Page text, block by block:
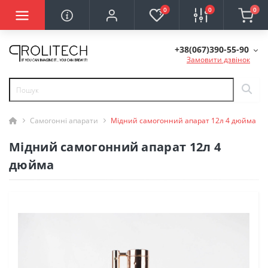
0 0 0
+38(067)390-55-90
Замовити дзвінок
Самогонні апарати Мідний самогонний апарат 12л 4 дюйма
Мідний самогонний апарат 12л 4
дюйма